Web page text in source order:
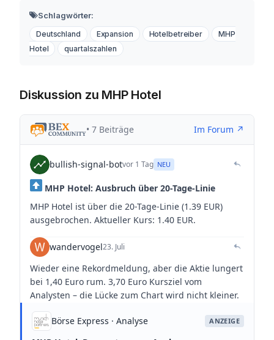
Schlagwörter:
Deutschland Expansion Hotelbetreiber
MHP
Hotel
quartalszahlen
Diskussion zu MHP Hotel